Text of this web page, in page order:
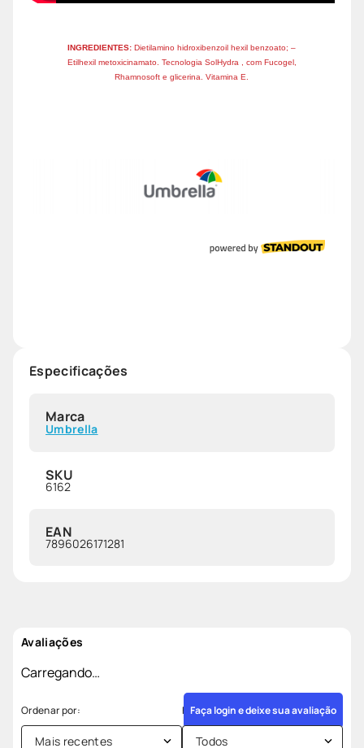
Especificações
Marca
Umbrella
SKU
6162
Avaliações
Carregando…